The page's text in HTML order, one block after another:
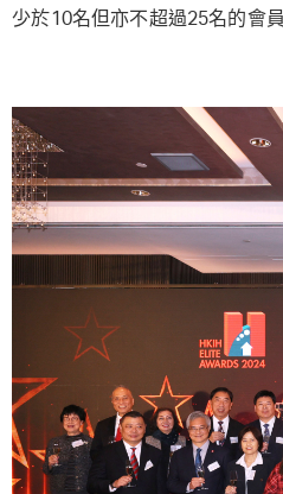
少於10名但亦不超過25名的會